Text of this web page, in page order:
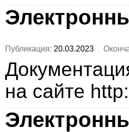
Публикация: 20.03.2023
на сайте